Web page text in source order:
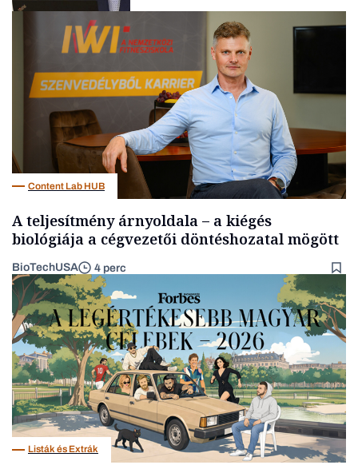
Befektetés
Content Lab HUB
A teljesítmény árnyoldala – a kiégés
biológiája a cégvezetői döntéshozatal mögött
BioTechUSA 4 perc
Listák és Extrák